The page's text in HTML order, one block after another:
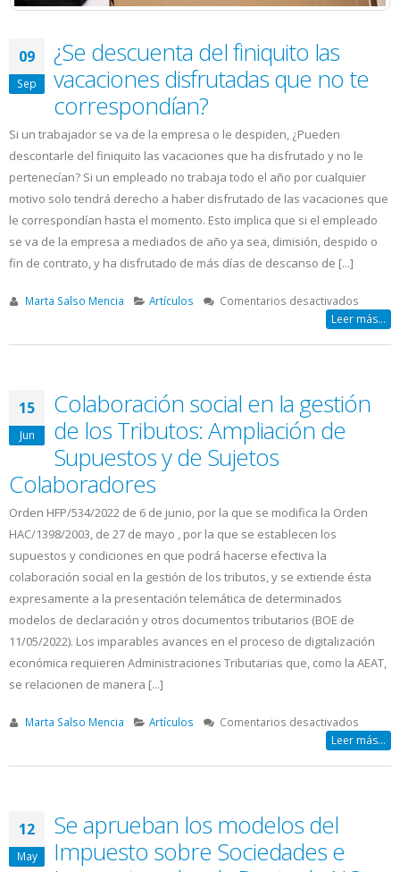
09
Sep
¿Se descuenta del finiquito las
vacaciones disfrutadas que no te
correspondían?
Si un trabajador se va de la empresa o le despiden, ¿Pueden
descontarle del finiquito las vacaciones que ha disfrutado y no le
pertenecían? Si un empleado no trabaja todo el año por cualquier
motivo solo tendrá derecho a haber disfrutado de las vacaciones que
le correspondían hasta el momento. Esto implica que si el empleado
se va de la empresa a mediados de año ya sea, dimisión, despido o
fin de contrato, y ha disfrutado de más días de descanso de [...]
Marta Salso Mencia Artículos Comentarios desactivados
¿Se
Leer más...
15
Jun
Colaboración social en la gestión
de los Tributos: Ampliación de
Supuestos y de Sujetos
Colaboradores
Orden HFP/534/2022 de 6 de junio, por la que se modifica la Orden
HAC/1398/2003, de 27 de mayo , por la que se establecen los
supuestos y condiciones en que podrá hacerse efectiva la
colaboración social en la gestión de los tributos, y se extiende ésta
expresamente a la presentación telemática de determinados
modelos de declaración y otros documentos tributarios (BOE de
11/05/2022). Los imparables avances en el proceso de digitalización
económica requieren Administraciones Tributarias que, como la AEAT,
se relacionen de manera [...]
Marta Salso Mencia Artículos Comentarios desactivados
Leer más...
12
May
Se aprueban los modelos del
Impuesto sobre Sociedades e